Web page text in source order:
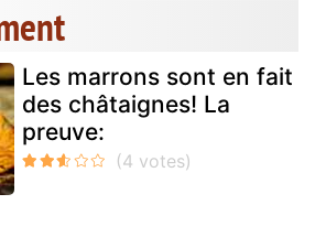
Les marrons sont en fait
des châtaignes! La
preuve: